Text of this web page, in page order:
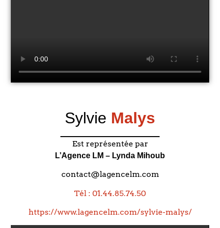
Sylvie Malys
Est représentée par
L’Agence LM – Lynda Mihoub
contact@lagencelm.com
Tél : 01.44.85.74.50
https://www.lagencelm.com/sylvie-malys/